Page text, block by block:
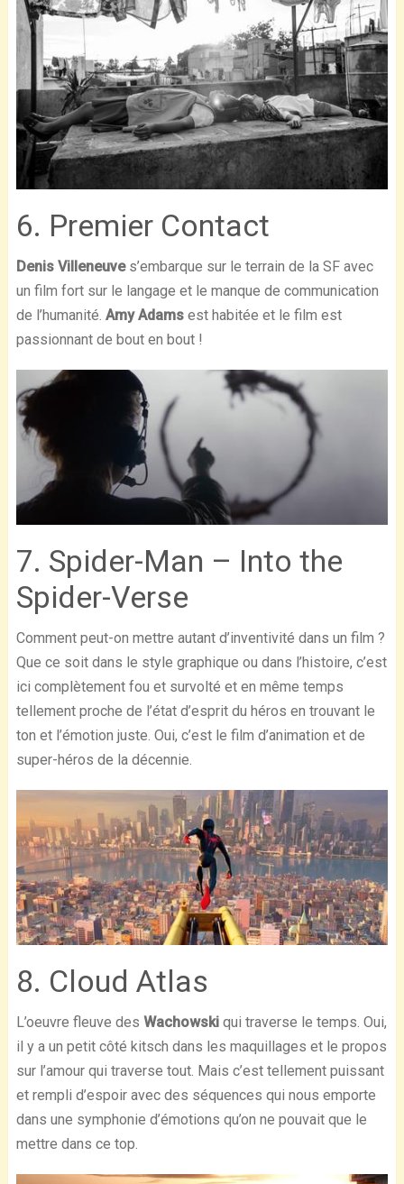
6. Premier Contact
Denis Villeneuves’embarque sur le terrain de la SF avec
un film fort sur le langage et le manque de communication
de l’humanité. Amy Adamsest habitée et le film est
passionnant de bout en bout !
7. Spider-Man – Into the
Spider-Verse
Comment peut-on mettre autant d’inventivité dans un film ?
Que ce soit dans le style graphique ou dans l’histoire, c’est
ici complètement fou et survolté et en même temps
tellement proche de l’état d’esprit du héros en trouvant le
ton et l’émotion juste. Oui, c’est le film d’animation et de
super-héros de la décennie.
8. Cloud Atlas
L’oeuvre fleuve des Wachowskiqui traverse le temps. Oui,
il y a un petit côté kitsch dans les maquillages et le propos
sur l’amour qui traverse tout. Mais c’est tellement puissant
et rempli d’espoir avec des séquences qui nous emporte
dans une symphonie d’émotions qu’on ne pouvait que le
mettre dans ce top.